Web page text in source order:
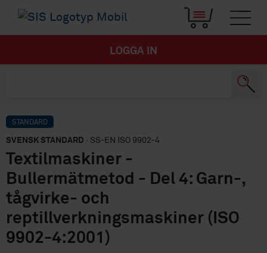
LOGGA IN
STANDARD
SVENSK STANDARD · SS-EN ISO 9902-4
Textilmaskiner -
Bullermätmetod - Del 4: Garn-,
tågvirke- och
reptillverkningsmaskiner (ISO
9902-4:2001)